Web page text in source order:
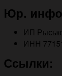
Юр.
ИП
ИНН
Ссылки: